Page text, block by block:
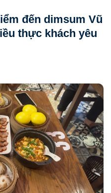
đến dimsum Vũ
thực khách yêu